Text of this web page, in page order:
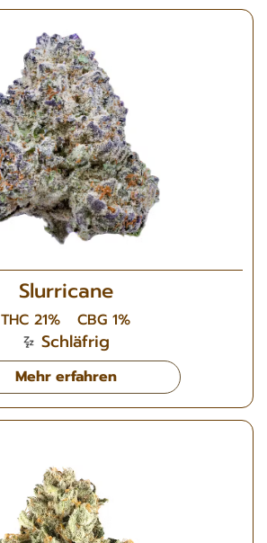
Mehr erfahren
Slurricane
THC 21% CBG 1%
Schläfrig